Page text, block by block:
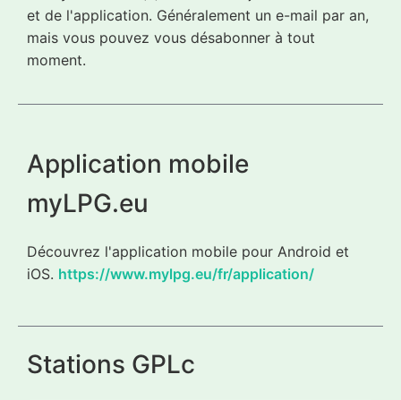
et de l'application. Généralement un e-mail par an,
mais vous pouvez vous désabonner à tout
moment.
Application mobile
myLPG.eu
Découvrez l'application mobile pour Android et
iOS. https://www.mylpg.eu/fr/application/
Stations GPLc